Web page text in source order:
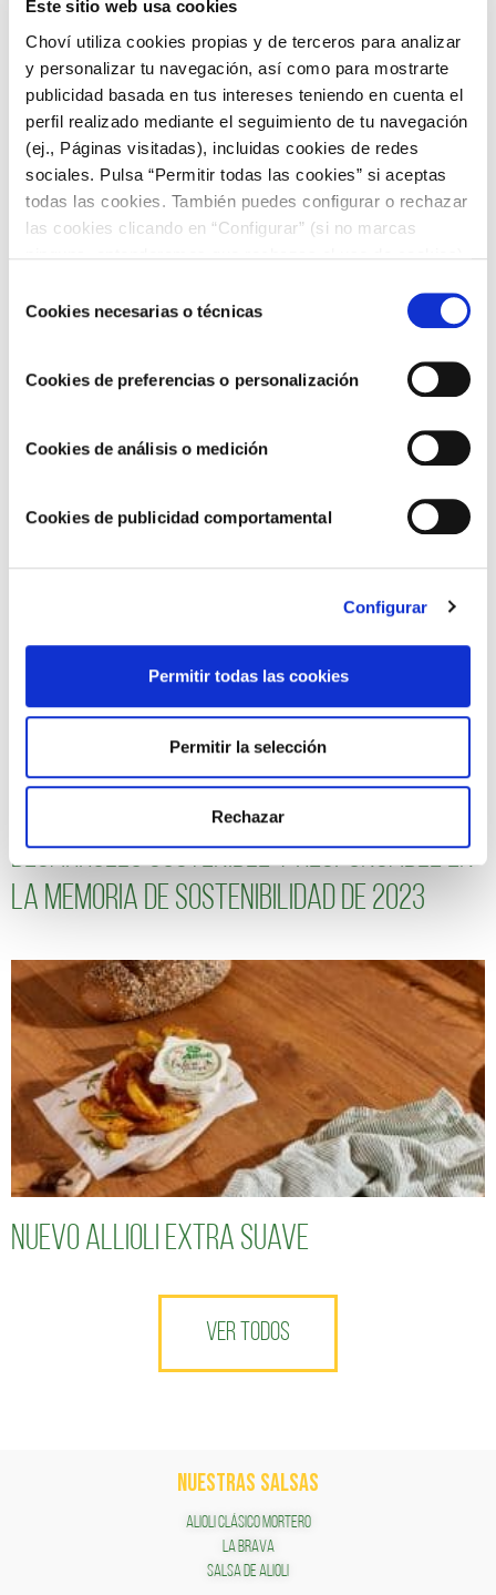
Este sitio web usa cookies
Choví utiliza cookies propias y de terceros para analizar
y personalizar tu navegación, así como para mostrarte
publicidad basada en tus intereses teniendo en cuenta el
perfil realizado mediante el seguimiento de tu navegación
(ej., Páginas visitadas), incluidas cookies de redes
sociales. Pulsa “Permitir todas las cookies” si aceptas
todas las cookies. También puedes configurar o rechazar
las cookies clicando en “Configurar” (si no marcas
COOKIES.
deCookies necesarias o técnicas
Cookies de preferencias o personalización
Cookies de análisis o medición
Cookies de publicidad comportamental
Configurar
Permitir todas las cookies
Permitir la selección
Rechazar
Seguimos avanzando hacia un modelo de
negocio más sostenible y responsable
Seguimos avanzando hacia un modelo de
negocio más sostenible y responsable
Reafirmamos nuestro compromiso con el
desarrollo sostenible y responsable en
la Memoria de Sostenibilidad de 2023
Nuevo Allioli Extra Suave
VER TODOS
NUESTRAS SALSAS
ALIOLI CLÁSICO MORTERO
LA BRAVA
SALSA DE ALIOLI